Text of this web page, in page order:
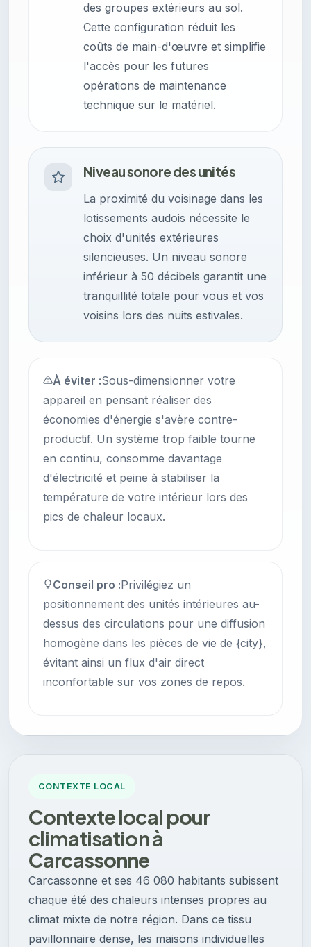
des groupes extérieurs au sol.
Cette configuration réduit les
coûts de main-d'œuvre et simplifie
l'accès pour les futures
opérations de maintenance
technique sur le matériel.
Niveau sonore des unités
La proximité du voisinage dans les
lotissements audois nécessite le
choix d'unités extérieures
silencieuses. Un niveau sonore
inférieur à 50 décibels garantit une
tranquillité totale pour vous et vos
voisins lors des nuits estivales.
À éviter :Sous-dimensionner votre
appareil en pensant réaliser des
économies d'énergie s'avère contre-
productif. Un système trop faible tourne
en continu, consomme davantage
d'électricité et peine à stabiliser la
température de votre intérieur lors des
pics de chaleur locaux.
Conseil pro :Privilégiez un
positionnement des unités intérieures au-
dessus des circulations pour une diffusion
homogène dans les pièces de vie de {city},
évitant ainsi un flux d'air direct
inconfortable sur vos zones de repos.
CONTEXTE LOCAL
Contexte local pour
climatisation à
Carcassonne
Carcassonne et ses 46 080 habitants subissent
chaque été des chaleurs intenses propres au
climat mixte de notre région. Dans ce tissu
pavillonnaire dense, les maisons individuelles